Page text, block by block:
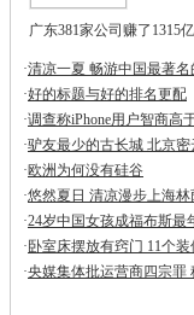
广东381家公司赚了1315亿
·清凉一夏 畅游中国最著名
·好的标题与好的排名更配
·调查称iPhone用户智商高
·驴友最少的古长城 北京
·欧洲为何没有硅谷
·悠然夏日 清凉漫步上海林
·24岁中国女孩成福布斯最
·卧室床摆放有窍门 11个
·央媒集体批运营商四宗罪